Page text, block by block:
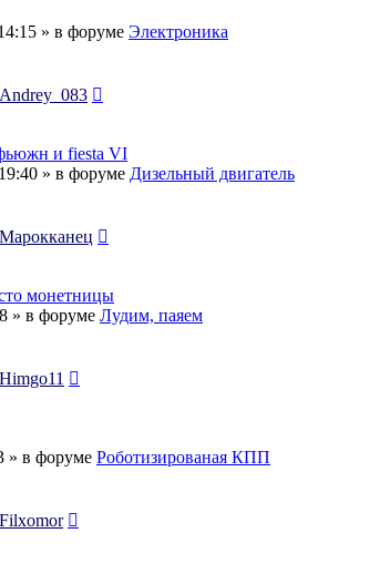
» в форуме Электроника
Andrey_083
и fiesta VI
» в форуме Дизельный двигатель
Марокканец
монетницы
» в форуме Лудим, паяем
Himgo11
» в форуме Роботизированая КПП
Filxomor